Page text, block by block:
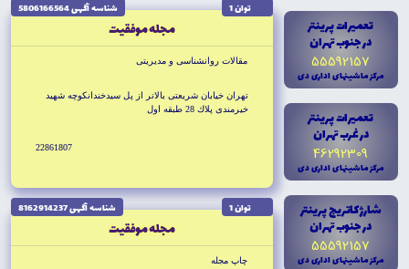
تعميرات پرينتر
در جنوب تهران
55592157
مرکز ماشينهاى ادارى دى
تعميرات پرينتر
در غرب تهران
46292309
مرکز ماشينهاى ادارى دى
شارژ کاتريج پرينتر
در جنوب تهران
55592157
مرکز ماشينهاى ادارى دى
توان 1 شناسه آگهى 5806166564
مجله موفقيت
مقالات روانشناسى و مديريتى
تهران خيابان شريعتى بالاتر از پل سيدخندانكوچه شهيد
خيرمندى پلاك 28 طبقه اول
22861807
توان 1 شناسه آگهى 8162914237
مجله موفقيت
چاپ مجله